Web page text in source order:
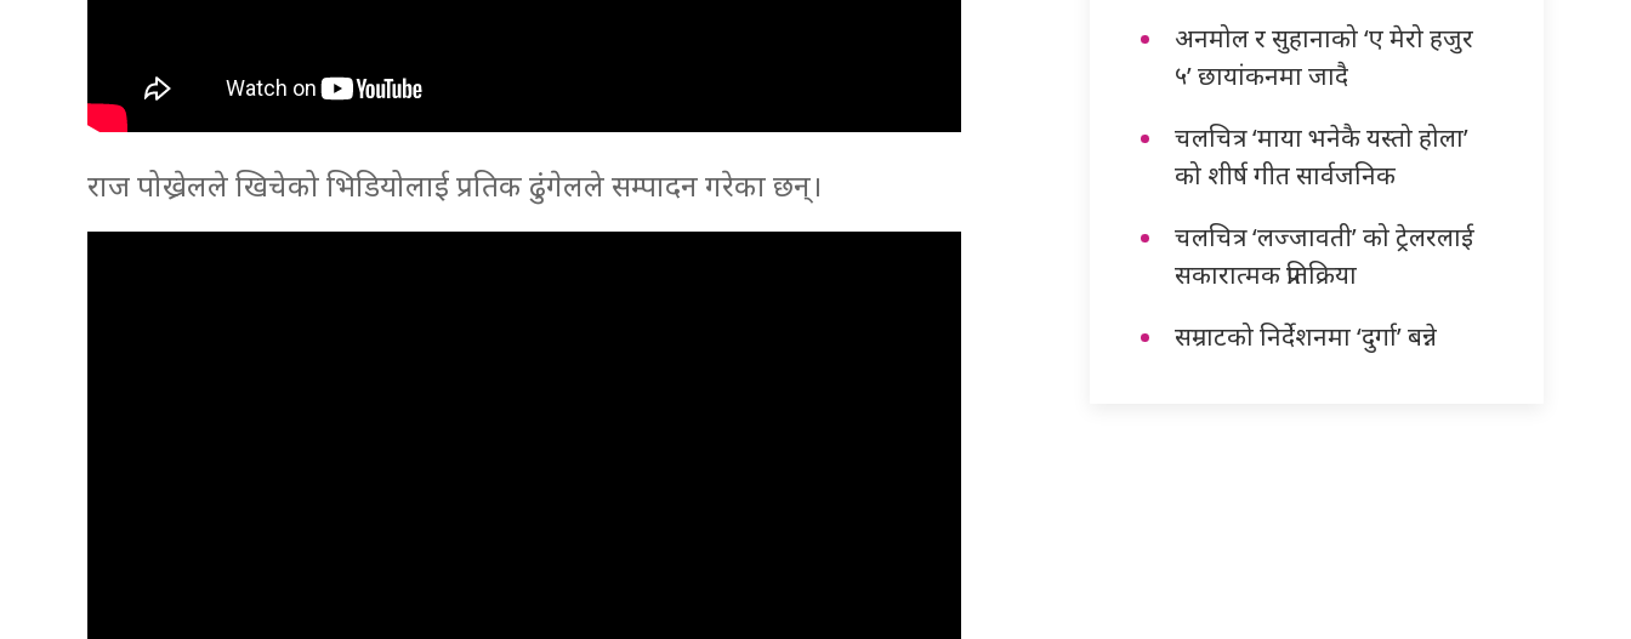
राज पोख्रेलले खिचेको भिडियोलाई प्रतिक ढुंगेलले सम्पादन गरेका छन्।
अनमोल र सुहानाको ‘ए मेरो हजुर
५’ छायांकनमा जादै
चलचित्र ‘माया भनेकै यस्तो होला’
को शीर्ष गीत सार्वजनिक
चलचित्र ‘लज्जावती’ को ट्रेलरलाई
सकारात्मक प्रतिक्रिया
सम्राटको निर्देशनमा ‘दुर्गा’ बन्ने